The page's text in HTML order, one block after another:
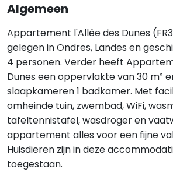
Algemeen
Appartement l'Allée des Dunes
gelegen in Ondres, Landes en
4 personen. Verder heeft
Dunes een oppervlakte van 30 m²
slaapkameren 1 badkamer. Met
omheinde tuin, zwembad, WiFi,
tafeltennistafel, wasdroger en
appartement alles voor een fijne
Huisdieren zijn in deze
toegestaan.